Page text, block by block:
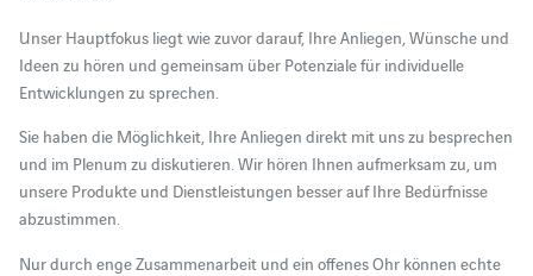
Unser Hauptfokus liegt wie zuvor darauf, Ihre Anliegen, Wünsche und
Ideen zu hören und gemeinsam über Potenziale für individuelle
Entwicklungen zu sprechen.
Sie haben die Möglichkeit, Ihre Anliegen direkt mit uns zu besprechen
und im Plenum zu diskutieren. Wir hören Ihnen aufmerksam zu, um
unsere Produkte und Dienstleistungen besser auf Ihre Bedürfnisse
abzustimmen.
Nur durch enge Zusammenarbeit und ein offenes Ohr können echte